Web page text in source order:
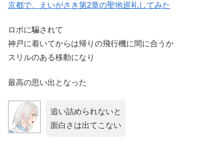
京都で、えいがさき第2章の聖地巡礼してみた
ロボに騙されて
神戸に着いてからは帰りの飛行機に間に合うか
スリルのある移動になり
最高の思い出となった
追い詰められないと
面白さは出てこない